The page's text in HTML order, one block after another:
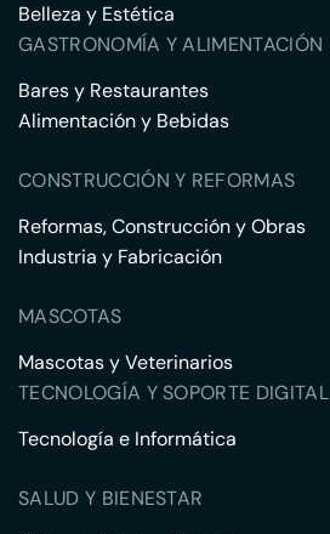
Belleza y Estética
GASTRONOMÍA Y ALIMENTACIÓN
Bares y Restaurantes
Alimentación y Bebidas
CONSTRUCCIÓN Y REFORMAS
Reformas, Construcción y Obras
Industria y Fabricación
MASCOTAS
Mascotas y Veterinarios
TECNOLOGÍA Y SOPORTE DIGITAL
Tecnología e Informática
SALUD Y BIENESTAR